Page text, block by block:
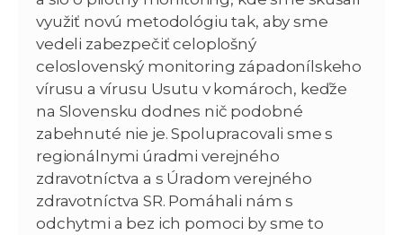
využiť novú metodológiu tak, aby sme
vedeli zabezpečiť celoplošný
celoslovenský monitoring západonílskeho
vírusu a vírusu Usutu v komároch, keďže
na Slovensku dodnes nič podobné
zabehnuté nie je. Spolupracovali sme s
regionálnymi úradmi verejného
zdravotníctva a s Úradom verejného
zdravotníctva SR. Pomáhali nám s
odchytmi a bez ich pomoci by sme to